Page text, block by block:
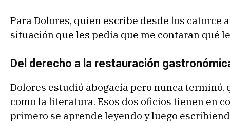
Para Dolores, quien escribe desde los catorce
situación que les pedía que me contaran qué
Del derecho a la restauración
Dolores estudió abogacía pero nunca
como la literatura. Esos dos oficios tienen en
primero se aprende leyendo y luego